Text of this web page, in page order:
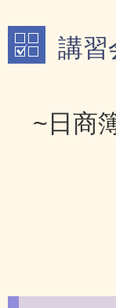
講習
~日商